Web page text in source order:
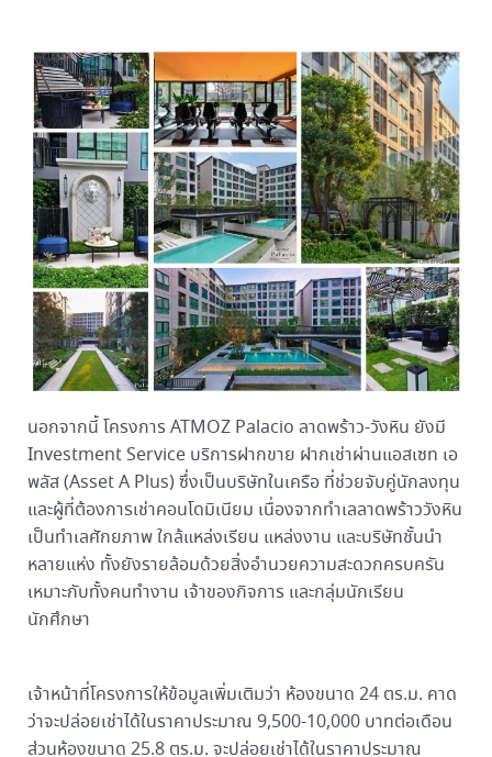
นอกจากนี้ โครงการ ATMOZ Palacio ลาดพร้าว-วังหิน ยังมี
Investment Service บริการฝากขาย ฝากเช่าผ่านแอสเซท เอ
พลัส (Asset A Plus) ซึ่งเป็นบริษัทในเครือ ที่ช่วยจับคู่นักลงทุน
และผู้ที่ต้องการเช่าคอนโดมิเนียม เนื่องจากทำเลลาดพร้าววังหิน
เป็นทำเลศักยภาพ ใกล้แหล่งเรียน แหล่งงาน และบริษัทชั้นนำ
หลายแห่ง ทั้งยังรายล้อมด้วยสิ่งอำนวยความสะดวกครบครัน
เหมาะกับทั้งคนทำงาน เจ้าของกิจการ และกลุ่มนักเรียน
นักศึกษา
เจ้าหน้าที่โครงการให้ข้อมูลเพิ่มเติมว่า ห้องขนาด 24 ตร.ม. คาด
ว่าจะปล่อยเช่าได้ในราคาประมาณ 9,500-10,000 บาทต่อเดือน
ส่วนห้องขนาด 25.8 ตร.ม. จะปล่อยเช่าได้ในราคาประมาณ